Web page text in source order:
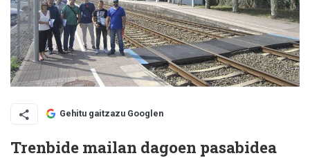
Gehitu gaitzazu Googlen
Trenbide mailan dagoen pasabidea